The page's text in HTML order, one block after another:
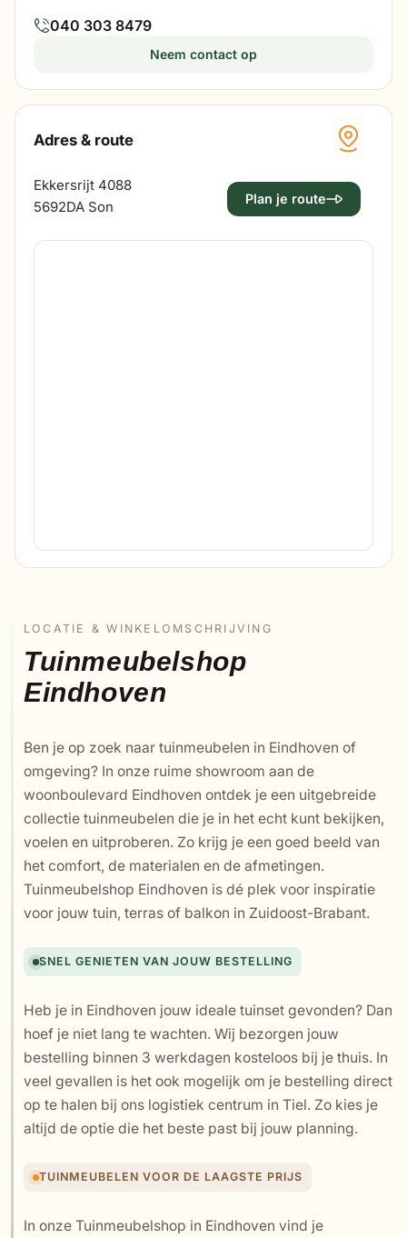
040 303 8479
Neem contact op
Adres & route
Ekkersrijt 4088
5692DA Son
Plan je route
LOCATIE & WINKELOMSCHRIJVING
Tuinmeubelshop
Eindhoven
Ben je op zoek naar tuinmeubelen in Eindhoven of
omgeving? In onze ruime showroom aan de
woonboulevard Eindhoven ontdek je een uitgebreide
collectie tuinmeubelen die je in het echt kunt bekijken,
voelen en uitproberen. Zo krijg je een goed beeld van
het comfort, de materialen en de afmetingen.
Tuinmeubelshop Eindhoven is dé plek voor inspiratie
voor jouw tuin, terras of balkon in Zuidoost-Brabant.
SNEL GENIETEN VAN JOUW BESTELLING
Heb je in Eindhoven jouw ideale tuinset gevonden? Dan
hoef je niet lang te wachten. Wij bezorgen jouw
bestelling binnen 3 werkdagen kosteloos bij je thuis. In
veel gevallen is het ook mogelijk om je bestelling direct
op te halen bij ons logistiek centrum in Tiel. Zo kies je
altijd de optie die het beste past bij jouw planning.
TUINMEUBELEN VOOR DE LAAGSTE PRIJS
In onze Tuinmeubelshop in Eindhoven vind je